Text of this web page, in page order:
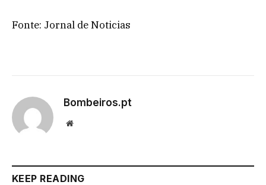
Fonte: Jornal de Noticias
Bombeiros.pt
Website
KEEP READING